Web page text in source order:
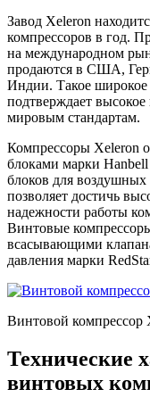
Завод Xeleron
компрессоров в год.
на международном
продаются в США,
Индии. Такое широкое
подтверждает высокое
мировым стандартам.
Компрессоры Xeleron
блоками марки
блоков для
позволяет достичь
надежности работы
Винтовые
всасывающими
давления марки
Винтовой компрессор
Технические
винтовых